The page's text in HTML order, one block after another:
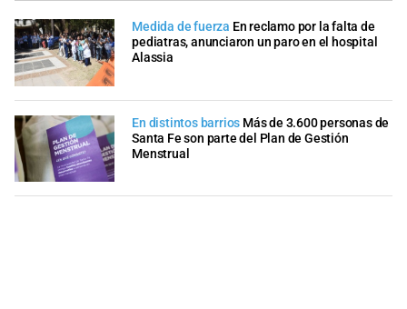
Medida de fuerza En reclamo por la falta de
pediatras, anunciaron un paro en el hospital
Alassia
En distintos barrios Más de 3.600 personas de
Santa Fe son parte del Plan de Gestión
Menstrual